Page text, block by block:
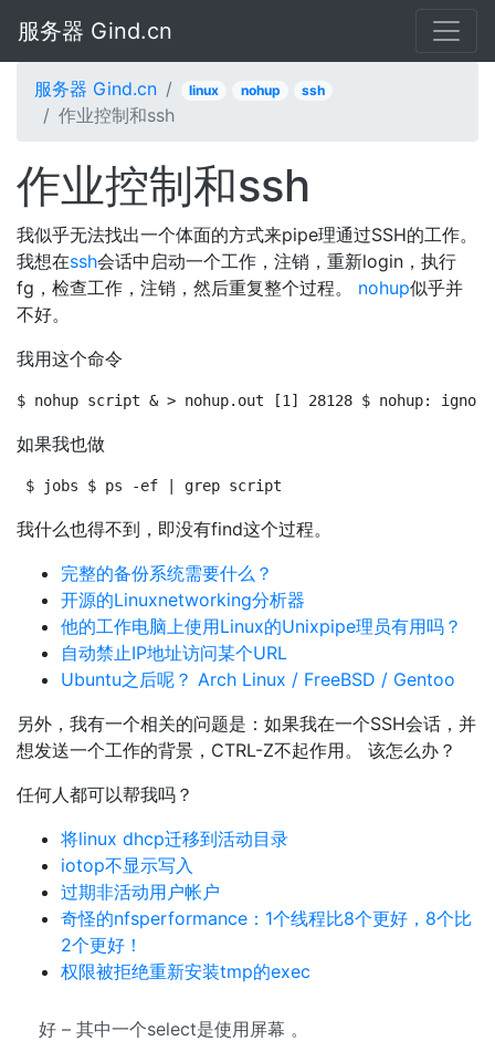
服务器 Gind.cn
服务器 Gind.cn linux nohup ssh
作业控制和ssh
作业控制和ssh
我似乎无法找出一个体面的方式来pipe理通过SSH的工作。
我想在ssh会话中启动一个工作，注销，重新login，执行
fg，检查工作，注销，然后重复整个过程。 nohup似乎并
不好。
我用这个命令
$ nohup script & > nohup.out [1] 28128 $ nohup:
如果我也做
$ jobs $ ps -ef | grep script
我什么也得不到，即没有find这个过程。
完整的备份系统需要什么？
开源的Linuxnetworking分析器
他的工作电脑上使用Linux的Unixpipe理员有用吗？
自动禁止IP地址访问某个URL
Ubuntu之后呢？ Arch Linux / FreeBSD / Gentoo
另外，我有一个相关的问题是：如果我在一个SSH会话，并
想发送一个工作的背景，CTRL-Z不起作用。 该怎么办？
任何人都可以帮我吗？
将linux dhcp迁移到活动目录
iotop不显示写入
过期非活动用户帐户
奇怪的nfsperformance：1个线程比8个更好，8个比
2个更好！
权限被拒绝重新安装tmp的exec
好 – 其中一个select是使用屏幕 。